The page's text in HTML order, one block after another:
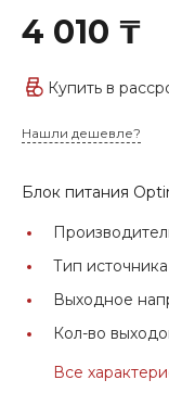
4 010 ₸
Купить в
Нашли дешевле?
Блок питания
Тип
Выходное
Кол-во
Все